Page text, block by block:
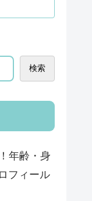
検索
年齢・身
フィール